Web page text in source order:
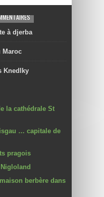
à djerba
Maroc
Knedlky
la cathédrale St
… capitale de
pragois
berbère dans